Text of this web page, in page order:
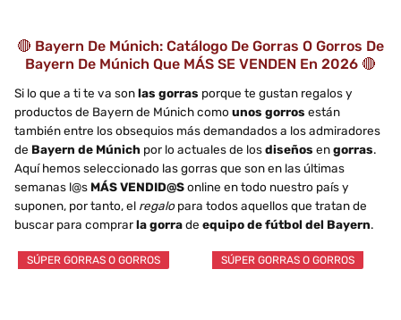
🔴 Bayern De Múnich: Catálogo De Gorras O Gorros De
Bayern De Múnich Que MÁS SE VENDEN En 2026 🔴
Si lo que a ti te va sonlas gorras porque te gustan regalos y
productos de Bayern de Múnich comounos gorros están
también entre los obsequios más demandados a los admiradores
de Bayern de Múnich por lo actuales de losdiseños engorras.
Aquí hemos seleccionado las gorras que son en las últimas
semanas l@s MÁS VENDID@Sonline en todo nuestro país y
suponen, por tanto, el regalopara todos aquellos que tratan de
buscar para comprarla gorrade equipo de fútbol del Bayern.
SÚPER GORRAS O GORROS SÚPER GORRAS O GORROS